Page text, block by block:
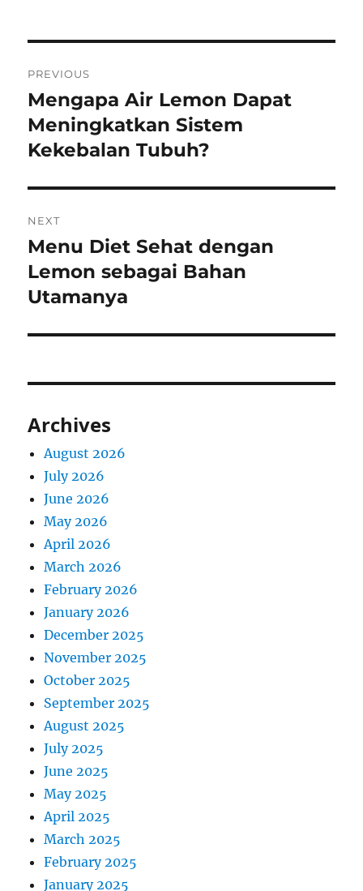
navigation
PREVIOUS
Previous
post:
Mengapa Air Lemon Dapat
Meningkatkan Sistem
Kekebalan Tubuh?
NEXT
Next
post:
Menu Diet Sehat dengan
Lemon sebagai Bahan
Utamanya
Archives
August 2026
July 2026
June 2026
May 2026
April 2026
March 2026
February 2026
January 2026
December 2025
November 2025
October 2025
September 2025
August 2025
July 2025
June 2025
May 2025
April 2025
March 2025
February 2025
January 2025